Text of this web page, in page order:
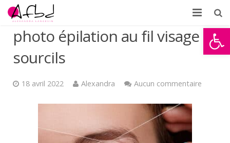
Ouvrir
Accueil
À propos
Formations
Partenaires d’AFBD
photo épilation au fil visage et
sourcils
18 avril 2022 Alexandra Aucun commentaire